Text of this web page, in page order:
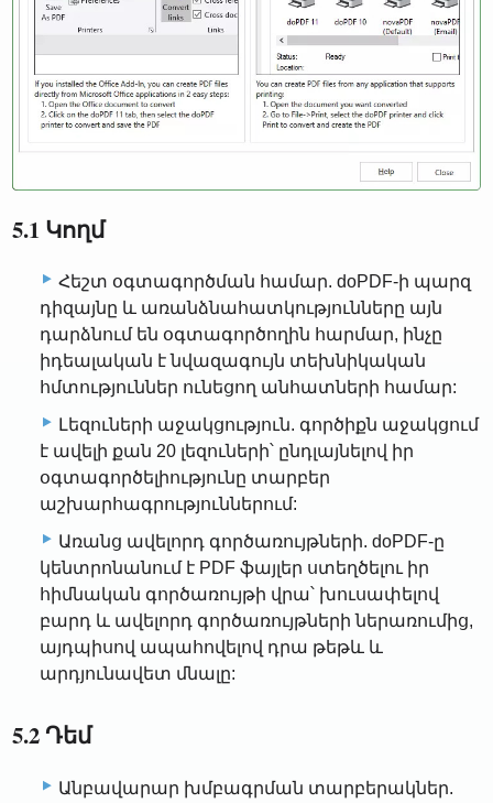
5.1 Կողմ
Հեշտ օգտագործման համար. doPDF-ի պարզ
դիզայնը և առանձնահատկությունները այն
դարձնում են օգտագործողին հարմար, ինչը
իդեալական է նվազագույն տեխնիկական
հմտություններ ունեցող անհատների համար:
Լեզուների աջակցություն. գործիքն աջակցում
է ավելի քան 20 լեզուների՝ ընդլայնելով իր
օգտագործելիությունը տարբեր
աշխարհագրություններում:
Առանց ավելորդ գործառույթների. doPDF-ը
կենտրոնանում է PDF ֆայլեր ստեղծելու իր
հիմնական գործառույթի վրա՝ խուսափելով
բարդ և ավելորդ գործառույթների ներառումից,
այդպիսով ապահովելով դրա թեթև և
արդյունավետ մնալը:
5.2 Դեմ
Անբավարար խմբագրման տարբերակներ.